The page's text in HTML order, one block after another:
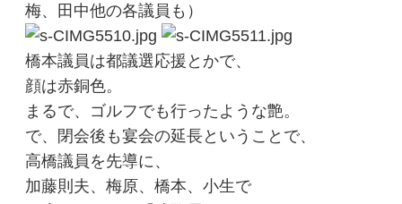
梅、田中他の各議員も）
橋本議員は都議選応援とかで、
顔は赤銅色。
まるで、ゴルフでも行ったような艶。
で、閉会後も宴会の延長ということで、
高橋議員を先導に、
加藤則夫、梅原、橋本、小生で